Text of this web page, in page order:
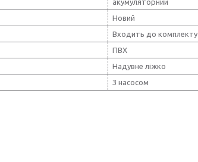
Новий
Входить до комплекту
ПВХ
Надувне ліжко
З насосом